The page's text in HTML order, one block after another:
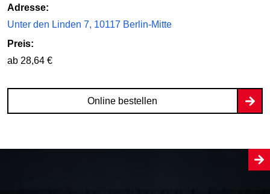
Adresse:
Unter den Linden 7, 10117 Berlin-Mitte
Preis:
ab 28,64 €
Online bestellen